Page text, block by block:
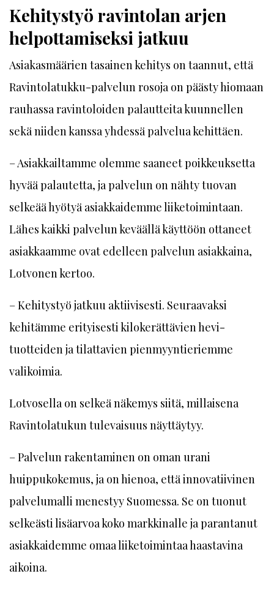
Kehitystyö ravintolan arjen
helpottamiseksi jatkuu
Asiakasmäärien tasainen kehitys on taannut, että
Ravintolatukku-palvelun rosoja on päästy hiomaan
rauhassa ravintoloiden palautteita kuunnellen
sekä niiden kanssa yhdessä palvelua kehittäen.
– Asiakkailtamme olemme saaneet poikkeuksetta
hyvää palautetta, ja palvelun on nähty tuovan
selkeää hyötyä asiakkaidemme liiketoimintaan.
Lähes kaikki palvelun keväällä käyttöön ottaneet
asiakkaamme ovat edelleen palvelun asiakkaina,
Lotvonen kertoo.
– Kehitystyö jatkuu aktiivisesti. Seuraavaksi
kehitämme erityisesti kilokerättävien hevi-
tuotteiden ja tilattavien pienmyyntieriemme
valikoimia.
Lotvosella on selkeä näkemys siitä, millaisena
Ravintolatukun tulevaisuus näyttäytyy.
– Palvelun rakentaminen on oman urani
huippukokemus, ja on hienoa, että innovatiivinen
palvelumalli menestyy Suomessa. Se on tuonut
selkeästi lisäarvoa koko markkinalle ja parantanut
asiakkaidemme omaa liiketoimintaa haastavina
aikoina.